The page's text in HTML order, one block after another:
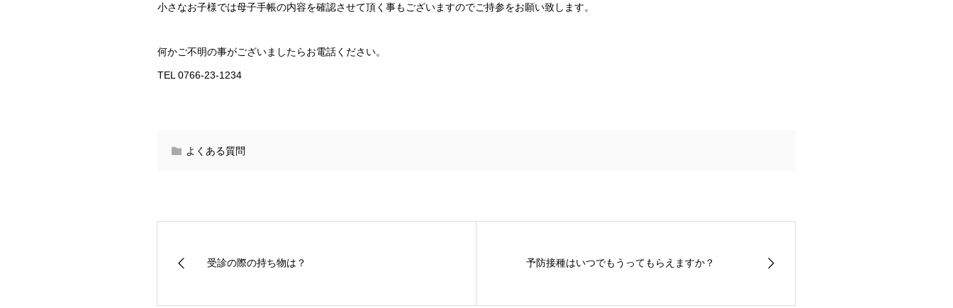
小さなお子様では母子手帳の内容を確認させて頂く事もございますのでご持参をお願い致します。
何かご不明の事がございましたらお電話ください。
TEL 0766-23-1234
よくある質問
受診の際の持ち物は？ 予防接種はいつでもうってもらえますか？